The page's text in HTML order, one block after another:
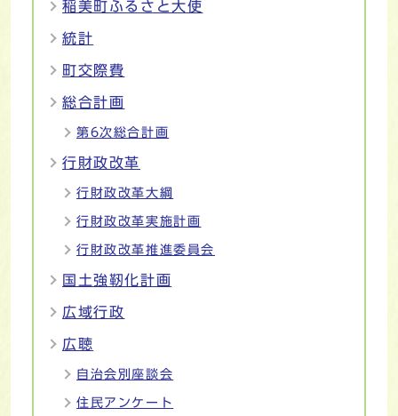
稲美町ふるさと大使
統計
町交際費
総合計画
第6次総合計画
行財政改革
行財政改革大綱
行財政改革実施計画
行財政改革推進委員会
国土強靭化計画
広域行政
広聴
自治会別座談会
住民アンケート